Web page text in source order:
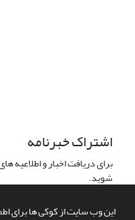
این وب سایت از کوکی ها برای
اشتراک خبرنامه
برای دریافت اخبار و
شوید.